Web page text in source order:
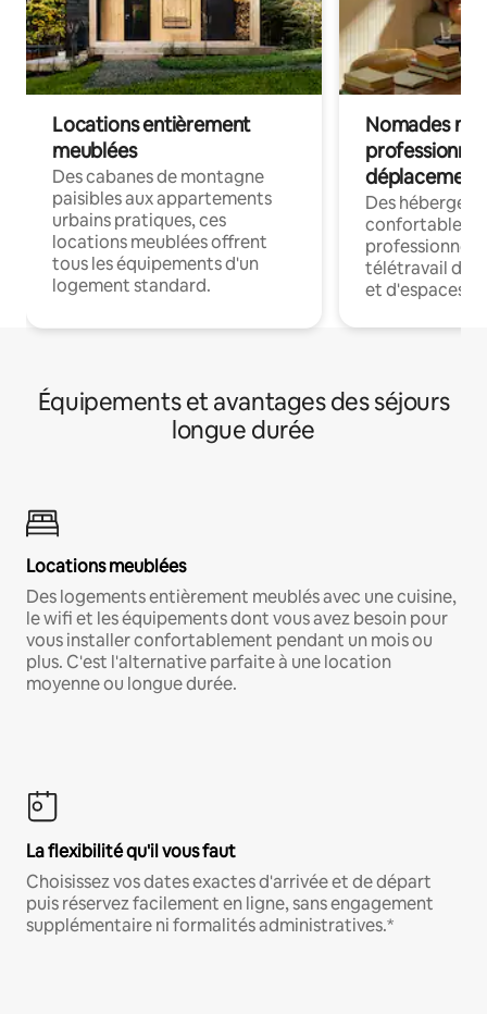
Locations entièrement
meublées
Des cabanes de montagne
paisibles aux appartements
urbains pratiques, ces
locations meublées offrent
tous les équipements d'un
logement standard.
Nomades
déplacement
Des
confortables
professionnels
télétravail
et d'espaces
Équipements et avantages des séjours
longue durée
Locations meublées
Des logements entièrement meublés avec une cuisine,
le wifi et les équipements dont vous avez besoin pour
vous installer confortablement pendant un mois ou
plus. C'est l'alternative parfaite à une location
moyenne ou longue durée.
La flexibilité qu'il vous faut
Choisissez vos dates exactes d'arrivée et de départ
puis réservez facilement en ligne, sans engagement
supplémentaire ni formalités administratives.*